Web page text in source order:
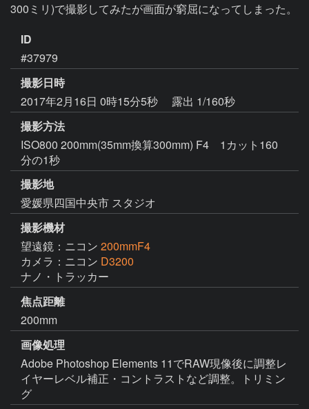
300ミリ)で撮影してみたが画面が窮屈になってしまった。
ID
#37979
撮影日時
2017年2月16日 0時15分5秒
露出 1/160秒
撮影方法
ISO800 200mm(35mm換算300mm) F4 1カット160
分の1秒
撮影地
愛媛県四国中央市 スタジオ
撮影機材
望遠鏡：ニコン 200mmF4
カメラ：ニコン D3200
ナノ・トラッカー
焦点距離
200mm
画像処理
Adobe Photoshop Elements 11でRAW現像後に調整レ
イヤーレベル補正・コントラストなど調整。トリミン
グ